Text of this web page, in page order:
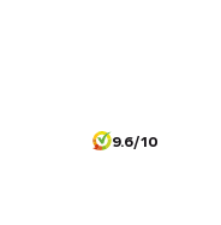
9.6/10